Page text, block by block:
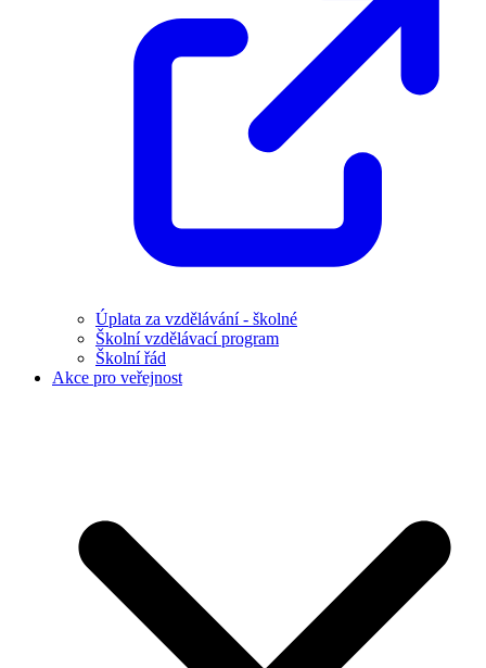
Úplata za vzdělávání - školné
Školní vzdělávací program
Školní řád
Akce pro veřejnost